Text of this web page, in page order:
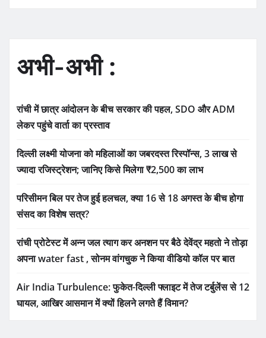
अभी-अभी :
रांची में छात्र आंदोलन के बीच सरकार की पहल, SDO और ADM
लेकर पहुंचे वार्ता का प्रस्ताव
दिल्ली लक्ष्मी योजना को महिलाओं का जबरदस्त रिस्पॉन्स, 3 लाख से
ज्यादा रजिस्ट्रेशन; जानिए किसे मिलेगा ₹2,500 का लाभ
परिसीमन बिल पर तेज हुई हलचल, क्या 16 से 18 अगस्त के बीच होगा
संसद का विशेष सत्र?
रांची प्रोटेस्ट में अन्न जल त्याग कर अनशन पर बैठे देवेंद्र महतो ने तोड़ा
अपना water fast , सोनम वांगचुक ने किया वीडियो कॉल पर बात
Air India Turbulence: फुकेत-दिल्ली फ्लाइट में तेज टर्बुलेंस से 12
घायल, आखिर आसमान में क्यों हिलने लगते हैं विमान?